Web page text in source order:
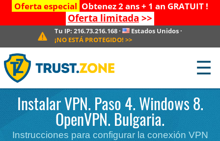
Oferta especial Obtenez 2 ans + 1 an GRATUIT !
Oferta limitada >>
Tu IP: 216.73.216.168· Estados Unidos ·
¡NO ESTÁ PROTEGIDO! >>
☰
Instalar VPN. Paso 4. Windows 8.
OpenVPN. Bulgaria.
Instrucciones para configurar la conexión VPN